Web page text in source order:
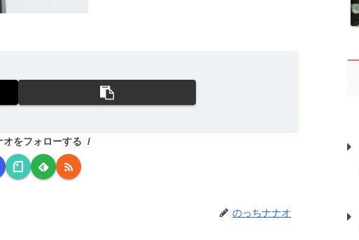
オをフォローする
のっちナナオ